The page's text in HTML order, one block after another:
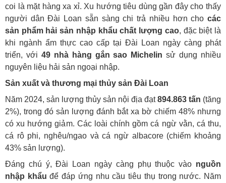
coi là mặt hàng xa xỉ. Xu hướng tiêu dùng gần đây cho thấy
người dân Đài Loan sẵn sàng chi trả nhiều hơn cho các
sản phẩm hải sản nhập khẩu chất lượng cao, đặc biệt là
khi ngành ẩm thực cao cấp tại Đài Loan ngày càng phát
triển, với 49 nhà hàng gắn sao Michelin sử dụng nhiều
nguyên liệu hải sản ngoại nhập.
Sản xuất và thương mại thủy sản Đài Loan
Năm 2024, sản lượng thủy sản nội địa đạt894.863 tấn (tăng
2%), trong đó sản lượng đánh bắt xa bờ chiếm 48% nhưng
có xu hướng giảm. Các loài chính gồm cá ngừ vằn, cá thu,
cá rô phi, nghêu/ngao và cá ngừ albacore (chiếm khoảng
43% sản lượng).
Đáng chú ý, Đài Loan ngày càng phụ thuộc vào nguồn
nhập khẩu để đáp ứng nhu cầu tiêu thụ trong nước. Năm